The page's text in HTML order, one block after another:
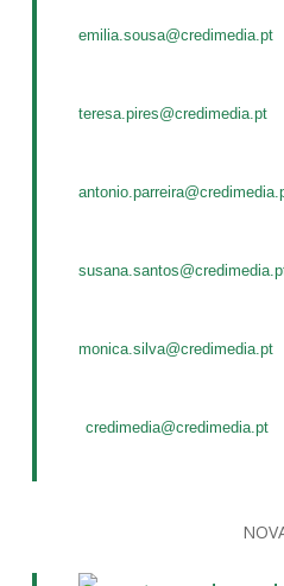
emilia.sousa@credimedia.pt
teresa.pires@credimedia.pt
monica.silva@credimedia.pt
credimedia@credimedia.pt